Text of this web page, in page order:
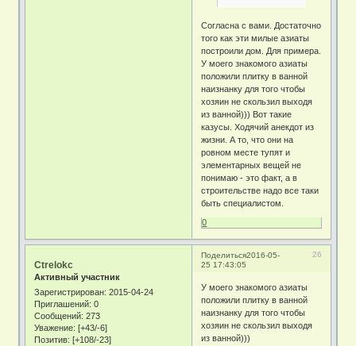
Согласна с вами. Достаточно
того как эти милые азиаты
построили дом. Для примера.
У моего знакомого азиаты
положили плитку в ванной
наизнанку для того чтобы
хозяин не скользил выходя
из ванной))) Вот такие
казусы. Ходячий анекдот из
жизни. А то, что они на
ровном месте тупят и
элементарных вещей не
понимаю - это факт, а в
строительстве надо все таки
быть специалистом.
0
Поделиться 26
2016-05-
25 17:43:05
Ctrelokc
Активный участник
Зарегистрирован: 2015-04-24
Приглашений: 0
Сообщений: 273
Уважение: [+43/-6]
Позитив: [+108/-23]
У моего знакомого азиаты
положили плитку в ванной
наизнанку для того чтобы
хозяин не скользил выходя
из ванной)))